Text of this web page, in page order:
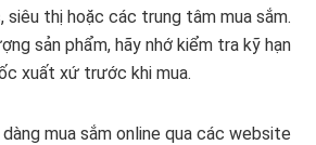
siêu thị hoặc các trung tâm mua sắm.
sản phẩm, hãy nhớ kiểm tra kỹ hạn
xuất xứ trước khi mua.
mua sắm online qua các website